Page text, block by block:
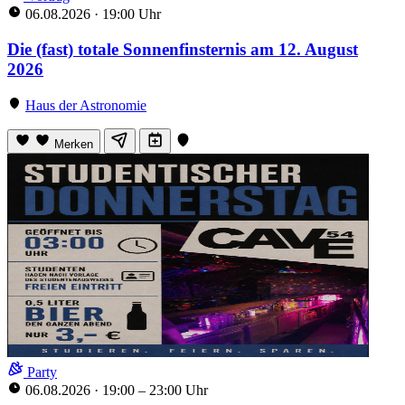
06.08.2026 · 19:00 Uhr
Die (fast) totale Sonnenfinsternis am 12. August
2026
Haus der Astronomie
Merken
Party
06.08.2026 · 19:00 – 23:00 Uhr